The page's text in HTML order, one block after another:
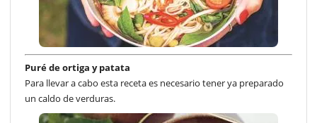
Puré de ortiga y patata
Para llevar a cabo esta receta es necesario tener ya preparado
un caldo de verduras.